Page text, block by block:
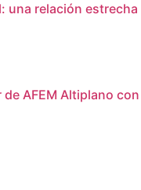
una relación estrecha
AFEM Altiplano con